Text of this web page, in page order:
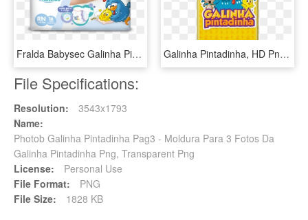
Fralda Babysec Galinha Pintadinha Recem-nascido Tamanho - Galinha Pintadinha, HD Png Download Galinha Pintadinha, HD Png Download
File Specifications:
Resolution:
3543x1793
Name:
Photob Galinha Pintadinha Pag3 - Moldura Para 3 Fotos Da
Galinha Pintadinha Png, Transparent Png
License:
Personal Use
File Format:
PNG
File Size:
1828 KB